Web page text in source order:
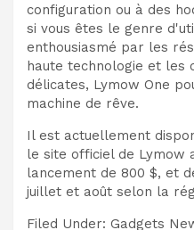
configuration ou à des
si vous êtes le genre
enthousiasmé par les
haute technologie et les
délicates, Lymow One
machine de rêve.
Il est actuellement
le site officiel de Lymow
lancement de 800 $, et
juillet et août selon la
Filed Under: Gadgets